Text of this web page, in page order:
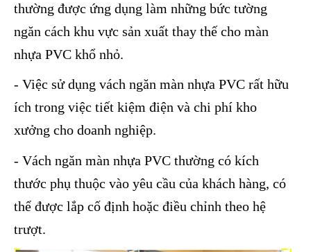
thường được ứng dụng làm những bức tường
ngăn cách khu vực sản xuất thay thế cho màn
nhựa PVC khổ nhỏ.
- Việc sử dụng vách ngăn màn nhựa PVC rất hữu
ích trong việc tiết kiệm điện và chi phí kho
xưởng cho doanh nghiệp.
- Vách ngăn màn nhựa PVC thường có kích
thước phụ thuộc vào yêu cầu của khách hàng, có
thể được lắp cố định hoặc điều chỉnh theo hệ
trượt.